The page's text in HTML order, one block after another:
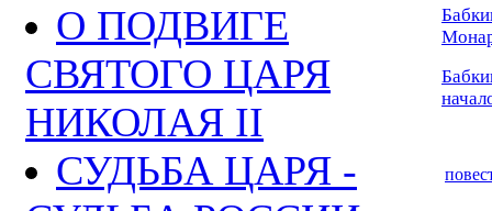
О ПОДВИГЕ
СВЯТОГО ЦАРЯ
НИКОЛАЯ II
СУДЬБА ЦАРЯ -